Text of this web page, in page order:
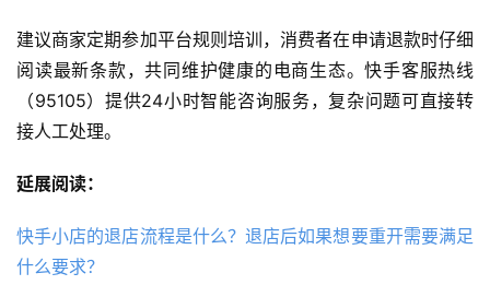
建议商家定期参加平台规则培训，消费者在申请退款时仔细
阅读最新条款，共同维护健康的电商生态。快手客服热线
（95105）提供24小时智能咨询服务，复杂问题可直接转
接人工处理。
延展阅读：
快手小店的退店流程是什么？退店后如果想要重开需要满足
什么要求？